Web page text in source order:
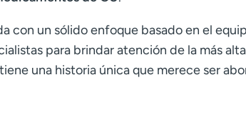
con un sólido enfoque basado en el
para brindar atención de la más
una historia única que merece ser